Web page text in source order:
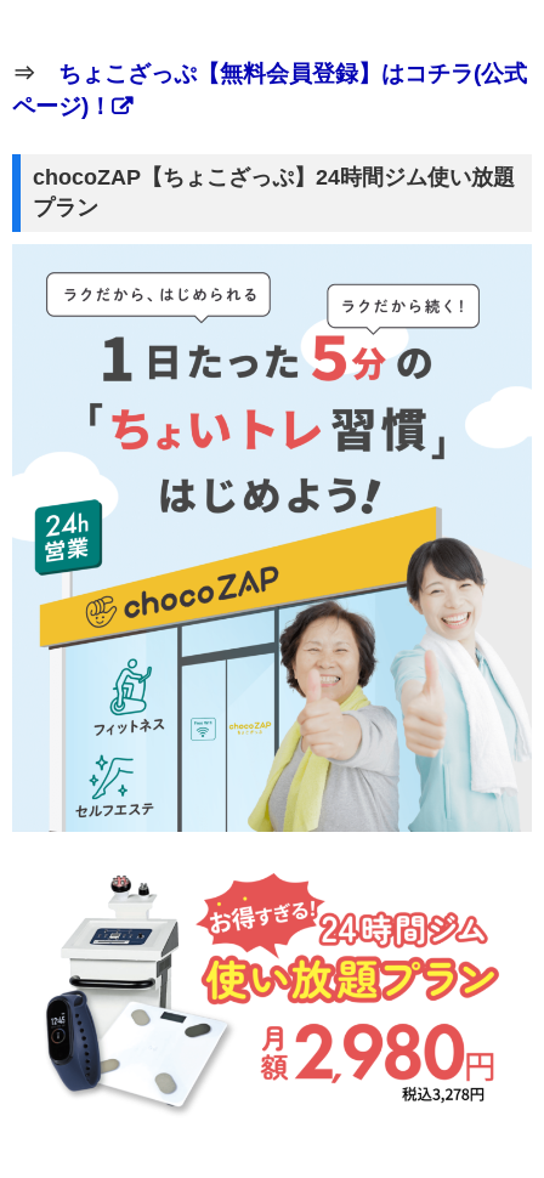
⇒ ちょこざっぷ【無料会員登録】はコチラ(公式
ページ)！
chocoZAP【ちょこざっぷ】24時間ジム使い放題
プラン